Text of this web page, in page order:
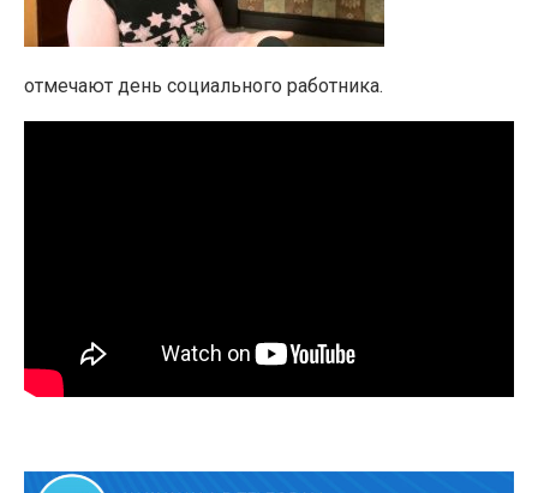
отмечают день социального работника.